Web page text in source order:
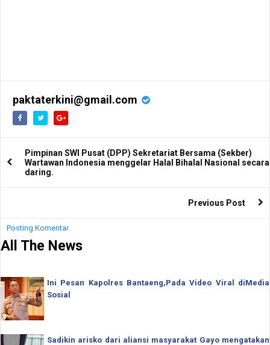
paktaterkini@gmail.com
Pimpinan SWI Pusat (DPP) Sekretariat Bersama (Sekber)
Wartawan Indonesia menggelar Halal Bihalal Nasional secara
daring.
Previous Post
Posting Komentar
All The News
Ini Pesan Kapolres Bantaeng,Pada Video Viral diMedia
Sosial
Sadikin arisko dari aliansi masyarakat Gayo mengatakan